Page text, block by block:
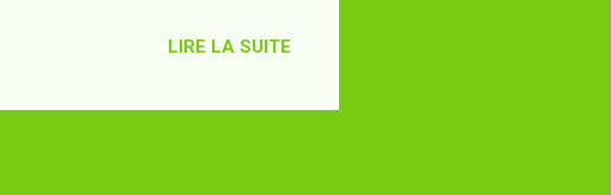
peuple des Ceinturiens qui, sur les
LIRE LA SUITE